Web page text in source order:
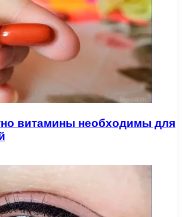
витамины необходимы для